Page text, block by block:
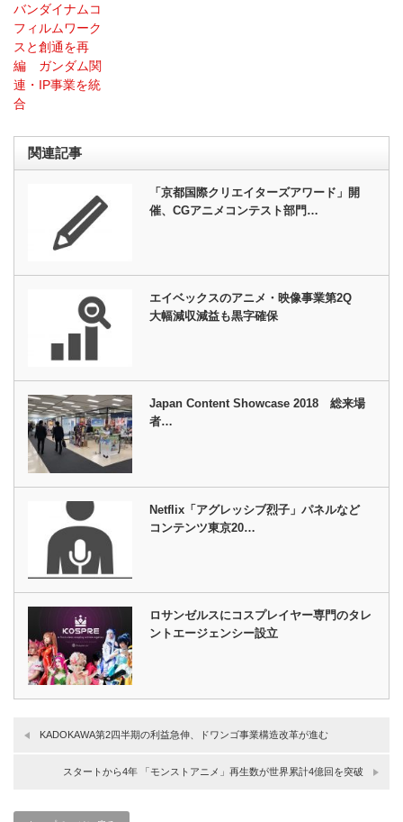
バンダイナムコ
フィルムワーク
スと創通を再
編 ガンダム関
連・IP事業を統
合
関連記事
「京都国際クリエイターズアワード」開
催、CGアニメコンテスト部門…
エイベックスのアニメ・映像事業第2Q
大幅減収減益も黒字確保
Japan Content Showcase 2018 総来場
者…
Netflix「アグレッシブ烈子」パネルなど
コンテンツ東京20…
ロサンゼルスにコスプレイヤー専門のタレ
ントエージェンシー設立
KADOKAWA第2四半期の利益急伸、ドワンゴ事業構造改革が進む
スタートから4年 「モンストアニメ」再生数が世界累計4億回を突破